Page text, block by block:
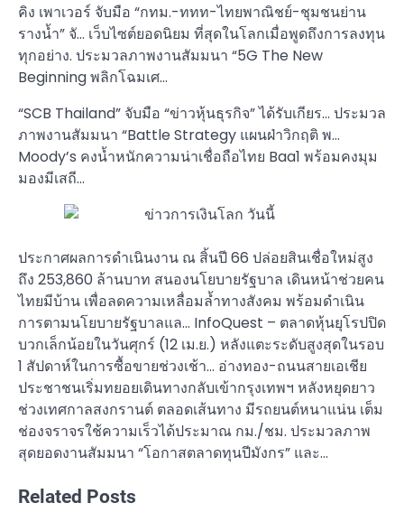
คิง เพาเวอร์ จับมือ “กทม.-ททท-ไทยพาณิชย์-ชุมชนย่าน
รางน้ำ” จั… เว็บไซต์ยอดนิยม ที่สุดในโลกเมื่อพูดถึงการลงทุน
ทุกอย่าง. ประมวลภาพงานสัมมนา “5G The New
Beginning พลิกโฉมเศ…
“SCB Thailand” จับมือ “ข่าวหุ้นธุรกิจ” ได้รับเกียร… ประมวล
ภาพงานสัมมนา “Battle Strategy แผนฝ่าวิกฤติ พ…
Moody’s คงน้ำหนักความน่าเชื่อถือไทย Baa1 พร้อมคงมุม
มองมีเสถี…
ประกาศผลการดำเนินงาน ณ สิ้นปี 66 ปล่อยสินเชื่อใหม่สูง
ถึง 253,860 ล้านบาท สนองนโยบายรัฐบาล เดินหน้าช่วยคน
ไทยมีบ้าน เพื่อลดความเหลื่อมล้ำทางสังคม พร้อมดำเนิน
การตามนโยบายรัฐบาลแล… InfoQuest – ตลาดหุ้นยุโรปปิด
บวกเล็กน้อยในวันศุกร์ (12 เม.ย.) หลังแตะระดับสูงสุดในรอบ
1 สัปดาห์ในการซื้อขายช่วงเช้า… อ่างทอง-ถนนสายเอเชีย
ประชาชนเริ่มทยอยเดินทางกลับเข้ากรุงเทพฯ หลังหยุดยาว
ช่วงเทศกาลสงกรานต์ ตลอดเส้นทาง มีรถยนต์หนาแน่น เต็ม
ช่องจราจรใช้ความเร็วได้ประมาณ กม./ชม. ประมวลภาพ
สุดยอดงานสัมมนา “โอกาสตลาดทุนปีมังกร” และ…
Related Posts